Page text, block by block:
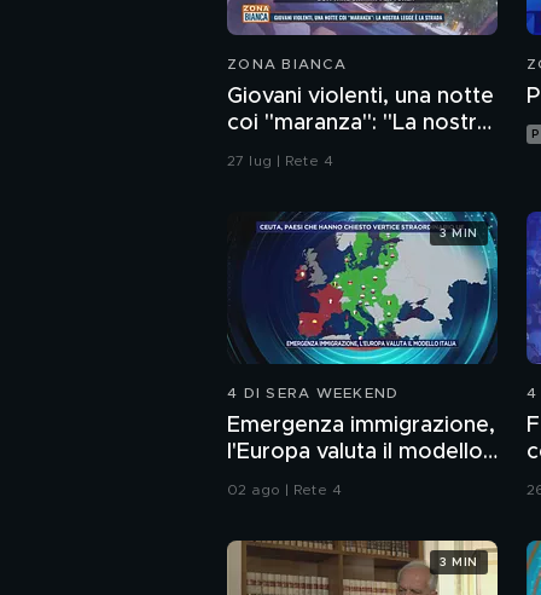
ZONA BIANCA
Giovani violenti, una notte
coi "maranza": "La nostra
legge è la strada"
27 lug | Rete 4
4 DI SERA WEEKEND
Emergenza immigrazione,
l'Europa valuta il modello
02 ago | Rete 4
3 MIN
4
3 MIN